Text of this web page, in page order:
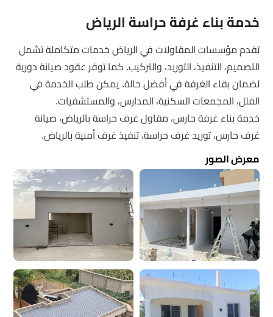
خدمة بناء غرفة حراسة الرياض
تقدم مؤسسات المقاولات في الرياض خدمات متكاملة تشمل
التصميم، التنفيذ، التوريد، والتركيب. كما توفر عقود صيانة دورية
لضمان بقاء الغرفة في أفضل حالة. يمكن طلب الخدمة في
الفلل، المجمعات السكنية، المدارس، والمستشفيات.
خدمة بناء غرفة حارس، مقاول غرف حراسة بالرياض، صيانة
غرف حارس، توريد غرف حراسة، تنفيذ غرف أمنية بالرياض.
معرض الصور